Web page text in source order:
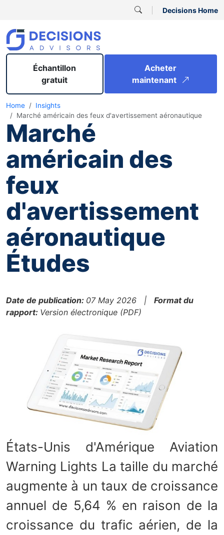
Decisions Home
Échantillon
gratuit
Acheter
maintenant
Home
Insights
Marché américain des feux d'avertissement aéronautique
Marché
américain des
feux
d'avertissement
aéronautique
Études
Date de publication: 07 May 2026 | Format du
rapport: Version électronique (PDF)
États-Unis d'Amérique Aviation
Warning Lights La taille du marché
augmente à un taux de croissance
annuel de 5,64 % en raison de la
croissance du trafic aérien, de la